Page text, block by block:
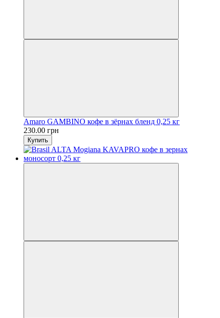
Amaro GAMBINO кофе в зёрнах бленд 0,25 кг
230.00 грн
Купить